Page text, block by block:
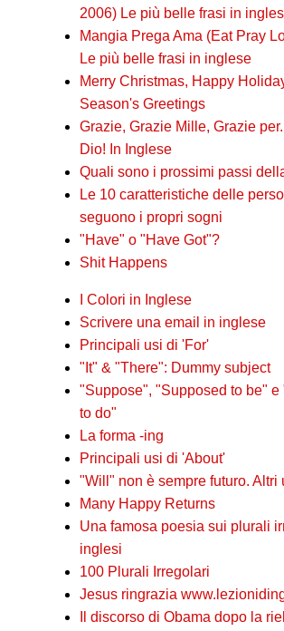
2006) Le più belle frasi in
Mangia Prega Ama (Eat Pray
Le più belle frasi in inglese
Merry Christmas, Happy
Season's Greetings
Grazie, Grazie Mille, Grazie
Dio! In Inglese
Quali sono i prossimi passi
Le 10 caratteristiche delle
seguono i propri sogni
"Have" o "Have Got"?
Shit Happens
I Colori in Inglese
Scrivere una email in inglese
Principali usi di 'For'
"It" & "There": Dummy subject
"Suppose", "Supposed to be" e
to do"
La forma -ing
Principali usi di 'About'
"Will" non è sempre futuro. Altri
Many Happy Returns
Una famosa poesia sui plurali
inglesi
100 Plurali Irregolari
Jesus ringrazia
Il discorso di Obama dopo la